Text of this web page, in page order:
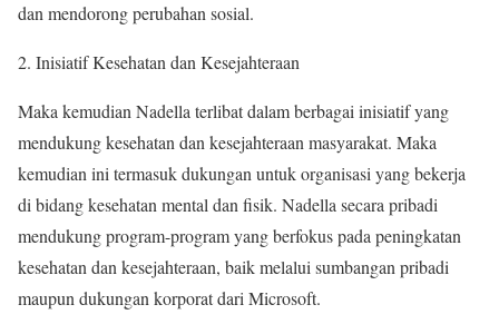
dan mendorong perubahan sosial.
2. Inisiatif Kesehatan dan Kesejahteraan
Maka kemudian Nadella terlibat dalam berbagai inisiatif yang
mendukung kesehatan dan kesejahteraan masyarakat. Maka
kemudian ini termasuk dukungan untuk organisasi yang bekerja
di bidang kesehatan mental dan fisik. Nadella secara pribadi
mendukung program-program yang berfokus pada peningkatan
kesehatan dan kesejahteraan, baik melalui sumbangan pribadi
maupun dukungan korporat dari Microsoft.